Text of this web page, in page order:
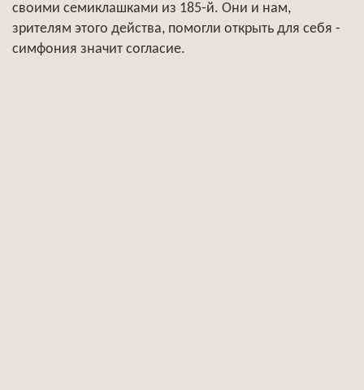
своими семиклашками из 185-й. Они и нам,
зрителям этого действа, помогли открыть для себя -
симфония значит согласие.